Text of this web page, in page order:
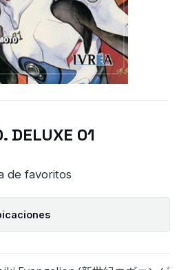
DELUXE 01
de favoritos